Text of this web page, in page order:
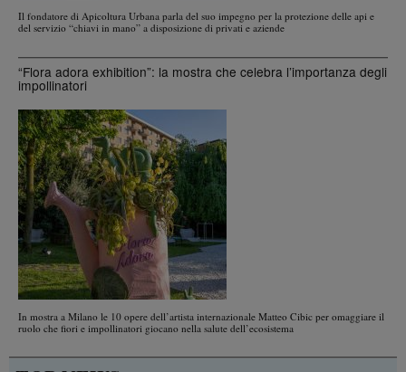
Il fondatore di Apicoltura Urbana parla del suo impegno per la protezione delle api e
del servizio “chiavi in mano” a disposizione di privati e aziende
“Flora adora exhibition”: la mostra che celebra l’importanza degli
impollinatori
In mostra a Milano le 10 opere dell’artista internazionale Matteo Cibic per omaggiare il
ruolo che fiori e impollinatori giocano nella salute dell’ecosistema